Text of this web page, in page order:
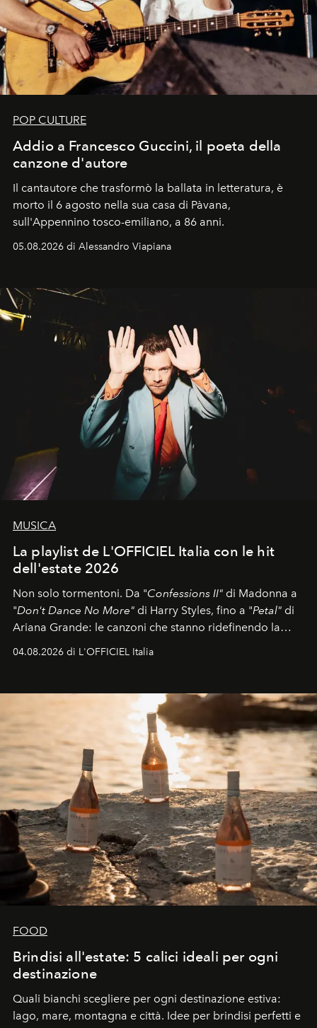
POP CULTURE
Addio a Francesco Guccini, il poeta della
canzone d'autore
Il cantautore che trasformò la ballata in letteratura, è
morto il 6 agosto nella sua casa di Pàvana,
sull'Appennino tosco-emiliano, a 86 anni.
05.08.2026 di Alessandro Viapiana
MUSICA
La playlist de L'OFFICIEL Italia con le hit
dell'estate 2026
Non solo tormentoni. Da "Confessions II" di Madonna a
"Don't Dance No More" di Harry Styles, fino a "Petal" di
Ariana Grande: le canzoni che stanno ridefinendo la
04.08.2026 di L'OFFICIEL Italia
FOOD
Brindisi all'estate: 5 calici ideali per ogni
destinazione
Quali bianchi scegliere per ogni destinazione estiva:
lago, mare, montagna e città. Idee per brindisi perfetti e